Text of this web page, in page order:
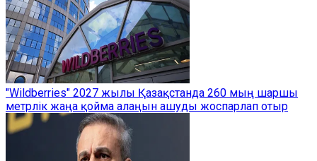
"Wildberries" 2027 жылы Қазақстанда 260 мың шаршы
метрлік жаңа қойма алаңын ашуды жоспарлап отыр